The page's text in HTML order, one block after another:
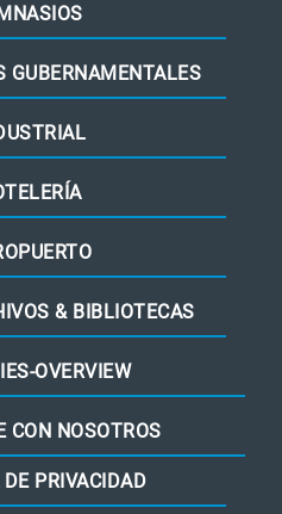
GUBERNAMENTALES
& BIBLIOTECAS
OVERVIEW
CON NOSOTROS
PRIVACIDAD